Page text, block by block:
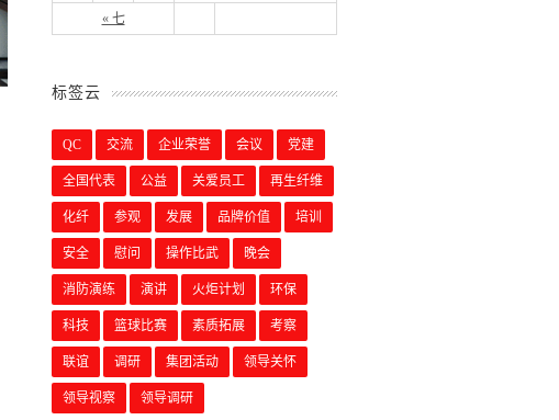
« 七
标签云
QC 交流 企业荣誉 会议 党建
全国代表 公益 关爱员工 再生纤维
化纤 参观 发展 品牌价值 培训
安全 慰问 操作比武 晚会
消防演练 演讲 火炬计划 环保
科技 篮球比赛 素质拓展 考察
联谊 调研 集团活动 领导关怀
领导视察 领导调研